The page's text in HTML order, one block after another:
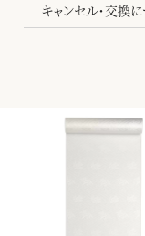
キャンセル・交換